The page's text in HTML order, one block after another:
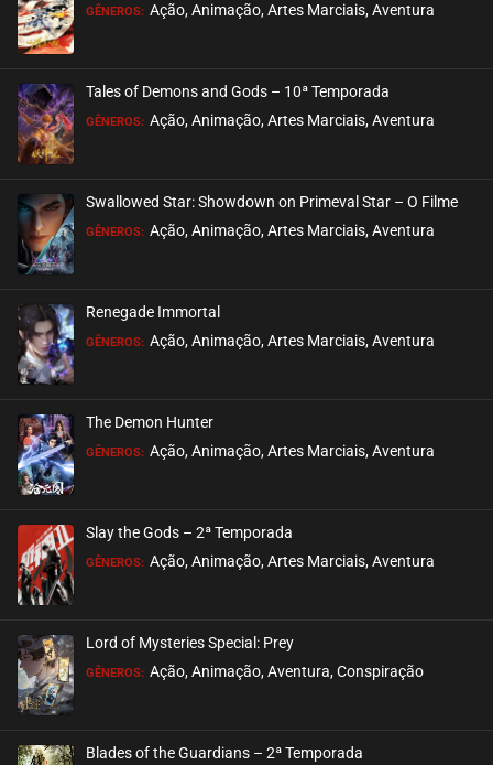
GÊNEROS: Ação, Animação, Artes Marciais, Aventura
Tales of Demons and Gods – 10ª Temporada
GÊNEROS: Ação, Animação, Artes Marciais, Aventura
Swallowed Star: Showdown on Primeval Star – O Filme
GÊNEROS: Ação, Animação, Artes Marciais, Aventura
Renegade Immortal
GÊNEROS: Ação, Animação, Artes Marciais, Aventura
The Demon Hunter
GÊNEROS: Ação, Animação, Artes Marciais, Aventura
Slay the Gods – 2ª Temporada
GÊNEROS: Ação, Animação, Artes Marciais, Aventura
Lord of Mysteries Special: Prey
GÊNEROS: Ação, Animação, Aventura, Conspiração
Blades of the Guardians – 2ª Temporada